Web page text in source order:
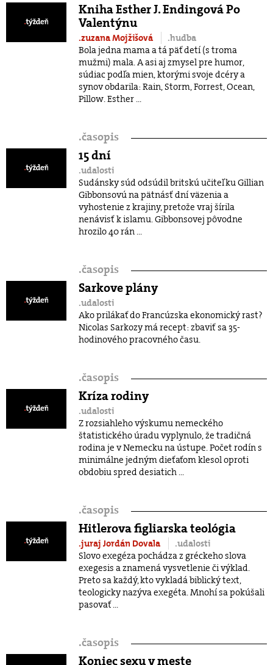
Kniha Esther J. Endingová Po
Valentýnu
.zuzana Mojžišová
.hudba
Bola jedna mama a tá päť detí (s troma
mužmi) mala. A asi aj zmysel pre humor,
súdiac podľa mien, ktorými svoje dcéry a
synov obdarila: Rain, Storm, Forrest, Ocean,
Pillow. Esther ...
.časopis
15 dní
.udalosti
Sudánsky súd odsúdil britskú učiteľku Gillian
Gibbonsovú na pätnásť dní väzenia a
vyhostenie z krajiny, pretože vraj šírila
nenávisť k islamu. Gibbonsovej pôvodne
hrozilo 40 rán ...
.časopis
Sarkove plány
.udalosti
Ako prilákať do Francúzska ekonomický rast?
Nicolas Sarkozy má recept: zbaviť sa 35-
hodinového pracovného času.
.časopis
Kríza rodiny
.udalosti
Z rozsiahleho výskumu nemeckého
štatistického úradu vyplynulo, že tradičná
rodina je v Nemecku na ústupe. Počet rodín s
minimálne jedným dieťaťom klesol oproti
obdobiu spred desiatich ...
.časopis
Hitlerova figliarska teológia
.juraj Jordán Dovala
.udalosti
Slovo exegéza pochádza z gréckeho slova
exegesis a znamená vysvetlenie či výklad.
Preto sa každý, kto vykladá biblický text,
teologicky nazýva exegéta. Mnohí sa pokúšali
pasovať ...
.časopis
Koniec sexu v meste